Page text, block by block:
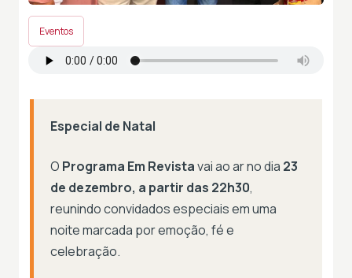
Eventos
Especial de Natal
O Programa Em Revistavai ao ar no dia 23
de dezembro, a partir das 22h30,
reunindo convidados especiais em uma
noite marcada por emoção, fé e
celebração.